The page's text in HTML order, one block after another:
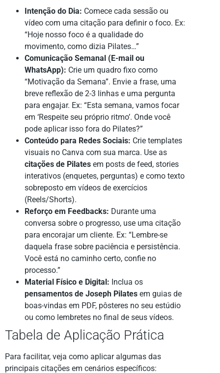
Intenção do Dia: Comece cada sessão ou
vídeo com uma citação para definir o foco. Ex:
“Hoje nosso foco é a qualidade do
movimento, como dizia Pilates…”
Comunicação Semanal (E-mail ou
WhatsApp): Crie um quadro fixo como
“Motivação da Semana”. Envie a frase, uma
breve reflexão de 2-3 linhas e uma pergunta
para engajar. Ex: “Esta semana, vamos focar
em ‘Respeite seu próprio ritmo’. Onde você
pode aplicar isso fora do Pilates?”
Conteúdo para Redes Sociais: Crie templates
visuais no Canva com sua marca. Use as
citações de Pilates em posts de feed, stories
interativos (enquetes, perguntas) e como texto
sobreposto em vídeos de exercícios
(Reels/Shorts).
Reforço em Feedbacks: Durante uma
conversa sobre o progresso, use uma citação
para encorajar um cliente. Ex: “Lembre-se
daquela frase sobre paciência e persistência.
Você está no caminho certo, confie no
processo.”
Material Físico e Digital: Inclua os
pensamentos de Joseph Pilates em guias de
boas-vindas em PDF, pôsteres no seu estúdio
ou como lembretes no final de seus vídeos.
Tabela de Aplicação Prática
Para facilitar, veja como aplicar algumas das
principais citações em cenários específicos: